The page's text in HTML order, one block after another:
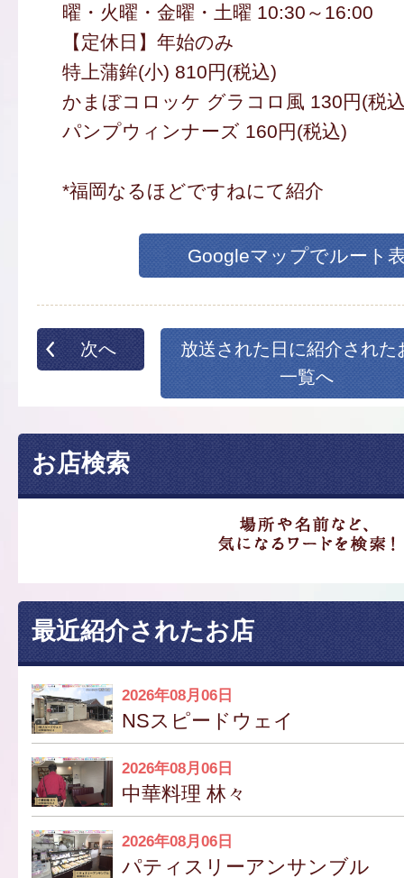
曜・火曜・金曜・土曜 10:30～16:00
【定休日】年始のみ
特上蒲鉾(小) 810円(税込)
かまぼコロッケ グラコロ風 130円(税
パンプウィンナーズ 160円(税込)
*福岡なるほどですねにて紹介
Googleマップでルート
次へ
放送された日に紹介された
一覧へ
お店検索
最近紹介されたお店
2026年08月06日
NSスピードウェイ
2026年08月06日
中華料理 林々
2026年08月06日
パティスリーアンサンブル